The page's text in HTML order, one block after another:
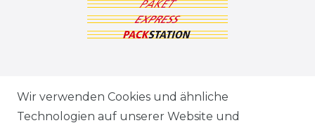
VERSANDARTEN & -KOSTEN
Wir verwenden Cookies und ähnliche
Technologien auf unserer Website und